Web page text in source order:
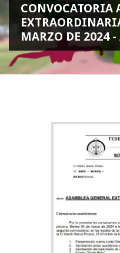
CONVOCATORIA
MARZO DE 2024